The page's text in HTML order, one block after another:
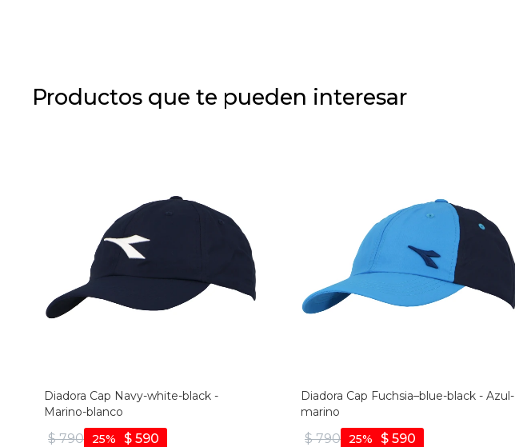
Productos que te pueden interesar
Diadora Cap Navy-white-black -
Marino-blanco
$ 790 $ 590
25
Diadora Cap Fuchsia–blue-black - Azul-
marino
$ 790 $ 590
25